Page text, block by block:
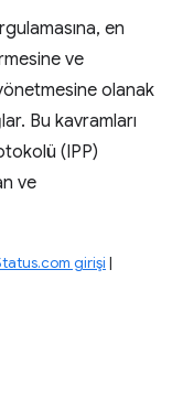
en
ve
olanak
Bu kavramları
(IPP)
ve
girişi |